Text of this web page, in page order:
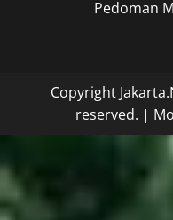
Pedoman
Copyright
reserved. |